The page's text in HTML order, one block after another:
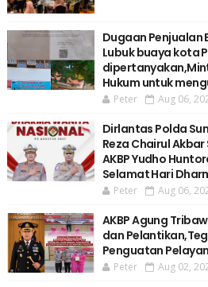
Dugaan Penjualan
Lubuk buaya kota
Hukum untuk
Peter Aug 06,
Dirlantas Polda
Reza Chairul
AKBP Yudho
Selamat Hari
Peter Aug 06,
AKBP Agung
dan
Penguatan
Peter Aug 02,